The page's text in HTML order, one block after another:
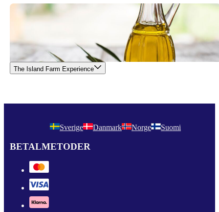
The Island Farm Experience
Sverige Danmark Norge Suomi
BETALMETODER